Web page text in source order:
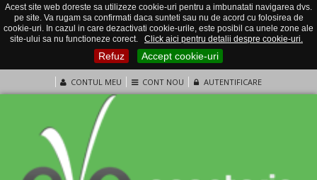
Acest site web doreste sa utilizeze cookie-uri pentru a imbunatati navigarea dvs.
pe site. Va rugam sa confirmati daca sunteti sau nu de acord cu folosirea de
cookie-uri. In cazul in care dezactivati cookie-urile, este posibil ca unele zone ale
site-ului sa nu functioneze corect.
Click aici pentru detalii despre cookie-uri.
Refuz Accept cookie-uri
CONTUL MEU CONT NOU AUTENTIFICARE